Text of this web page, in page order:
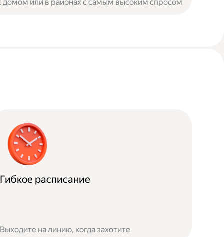
домом или в районах с самым высоким спросом
Гибкое расписание
Выходите на линию, когда захотите